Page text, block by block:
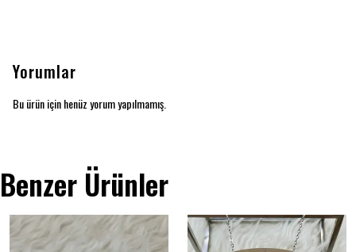
Yorumlar
Bu ürün için henüz yorum yapılmamış.
Benzer Ürünler